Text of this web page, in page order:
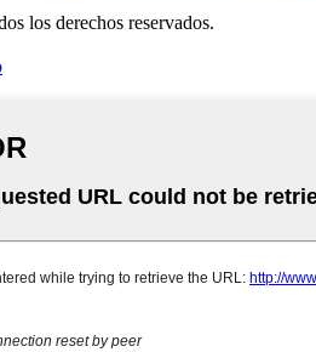
los derechos reservados.